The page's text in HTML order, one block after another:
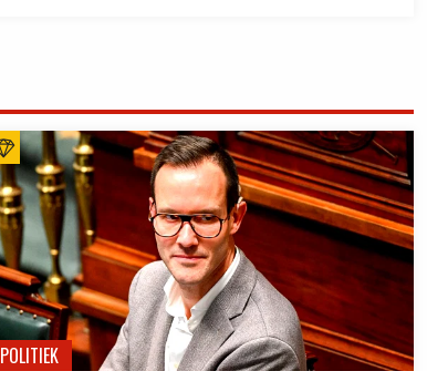
POLITIEK